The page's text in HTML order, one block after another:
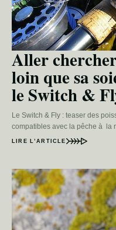
Aller
loin que sa
le Switch &
Le Switch & Fly : teaser des
compatibles avec la pêche à la
LIRE L’ARTICLE